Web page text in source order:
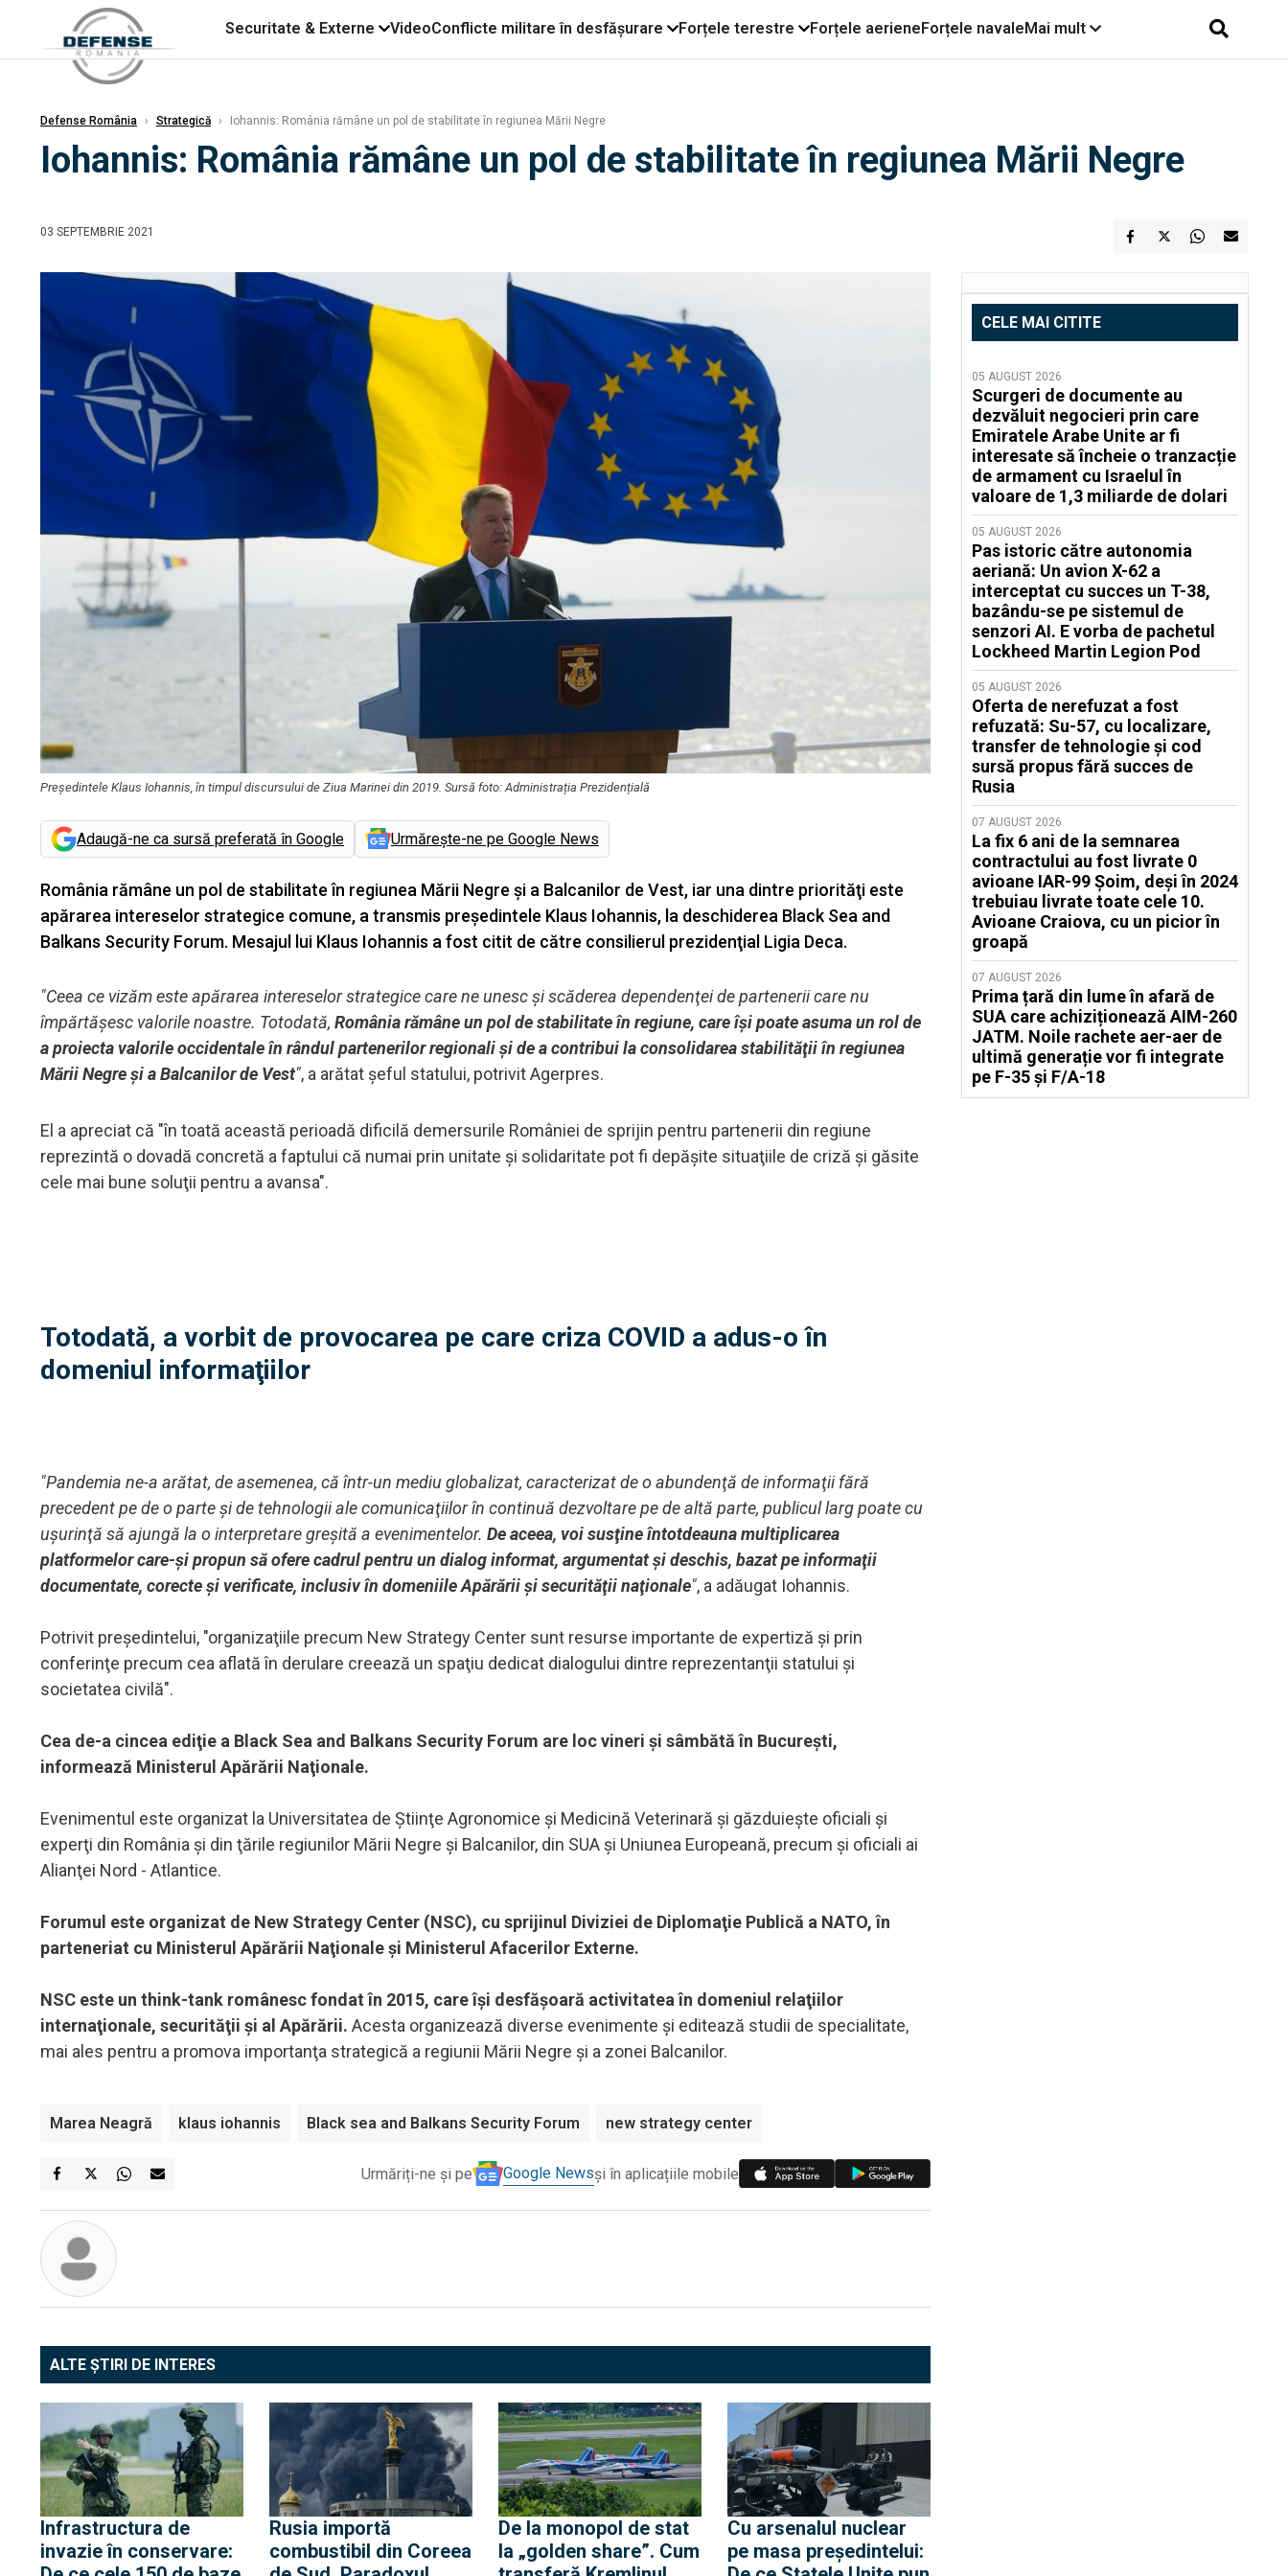
Securitate & Externe VideoConflicte militare în desfășurare Forțele terestre Forțele aerieneForțele navaleMai mult
Defense România › Strategică › Iohannis: România rămâne un pol de stabilitate în regiunea Mării Negre
Iohannis: România rămâne un pol de stabilitate în regiunea Mării Negre
03 SEPTEMBRIE 2021
Președintele Klaus Iohannis, în timpul discursului de Ziua Marinei din 2019. Sursă foto: Administrația Prezidențială
Adaugă-ne ca sursă preferată în Google Urmărește-ne pe Google News
România rămâne un pol de stabilitate în regiunea Mării Negre şi a Balcanilor de Vest, iar una dintre priorităţi este
apărarea intereselor strategice comune, a transmis preşedintele Klaus Iohannis, la deschiderea Black Sea and
Balkans Security Forum. Mesajul lui Klaus Iohannis a fost citit de către consilierul prezidenţial Ligia Deca.
"Ceea ce vizăm este apărarea intereselor strategice care ne unesc şi scăderea dependenţei de partenerii care nu
împărtăşesc valorile noastre. Totodată, România rămâne un pol de stabilitate în regiune, care îşi poate asuma un rol de
a proiecta valorile occidentale în rândul partenerilor regionali şi de a contribui la consolidarea stabilităţii în regiunea
Mării Negre şi a Balcanilor de Vest", a arătat şeful statului, potrivit Agerpres.
El a apreciat că "în toată această perioadă dificilă demersurile României de sprijin pentru partenerii din regiune
reprezintă o dovadă concretă a faptului că numai prin unitate şi solidaritate pot fi depăşite situaţiile de criză şi găsite
cele mai bune soluţii pentru a avansa".
Totodată, a vorbit de provocarea pe care criza COVID a adus-o în
domeniul informaţiilor
"Pandemia ne-a arătat, de asemenea, că într-un mediu globalizat, caracterizat de o abundenţă de informaţii fără
precedent pe de o parte şi de tehnologii ale comunicaţiilor în continuă dezvoltare pe de altă parte, publicul larg poate cu
uşurinţă să ajungă la o interpretare greşită a evenimentelor. De aceea, voi susţine întotdeauna multiplicarea
platformelor care-şi propun să ofere cadrul pentru un dialog informat, argumentat şi deschis, bazat pe informaţii
documentate, corecte şi verificate, inclusiv în domeniile Apărării şi securităţii naţionale", a adăugat Iohannis.
Potrivit preşedintelui, "organizaţiile precum New Strategy Center sunt resurse importante de expertiză şi prin
conferinţe precum cea aflată în derulare creează un spaţiu dedicat dialogului dintre reprezentanţii statului şi
societatea civilă".
Cea de-a cincea ediţie a Black Sea and Balkans Security Forum are loc vineri şi sâmbătă în Bucureşti,
informează Ministerul Apărării Naţionale.
Evenimentul este organizat la Universitatea de Ştiinţe Agronomice şi Medicină Veterinară şi găzduieşte oficiali şi
experţi din România şi din ţările regiunilor Mării Negre şi Balcanilor, din SUA şi Uniunea Europeană, precum şi oficiali ai
Alianţei Nord - Atlantice.
Forumul este organizat de New Strategy Center (NSC), cu sprijinul Diviziei de Diplomaţie Publică a NATO, în
parteneriat cu Ministerul Apărării Naţionale şi Ministerul Afacerilor Externe.
NSC este un think-tank românesc fondat în 2015, care îşi desfăşoară activitatea în domeniul relaţiilor
internaţionale, securităţii şi al Apărării. Acesta organizează diverse evenimente şi editează studii de specialitate,
mai ales pentru a promova importanţa strategică a regiunii Mării Negre şi a zonei Balcanilor.
Marea Neagră klaus iohannis Black sea and Balkans Security Forum new strategy center
Urmăriți-ne și pe Google Newsși în aplicațiile mobile
ALTE ȘTIRI DE INTERES
Infrastructura de
invazie în conservare:
Rusia importă
combustibil din Coreea
De la monopol de stat
la „golden share”. Cum
Cu arsenalul nuclear
pe masa preşedintelui:
CELE MAI CITITE
05 AUGUST 2026
Scurgeri de documente au
dezvăluit negocieri prin care
Emiratele Arabe Unite ar fi
interesate să încheie o tranzacție
de armament cu Israelul în
valoare de 1,3 miliarde de dolari
05 AUGUST 2026
Pas istoric către autonomia
aeriană: Un avion X-62 a
interceptat cu succes un T-38,
bazându-se pe sistemul de
senzori AI. E vorba de pachetul
Lockheed Martin Legion Pod
05 AUGUST 2026
Oferta de nerefuzat a fost
refuzată: Su-57, cu localizare,
transfer de tehnologie și cod
sursă propus fără succes de
Rusia
07 AUGUST 2026
La fix 6 ani de la semnarea
contractului au fost livrate 0
avioane IAR-99 Șoim, deși în 2024
trebuiau livrate toate cele 10.
Avioane Craiova, cu un picior în
groapă
07 AUGUST 2026
Prima țară din lume în afară de
SUA care achiziționează AIM-260
JATM. Noile rachete aer-aer de
ultimă generație vor fi integrate
pe F-35 și F/A-18